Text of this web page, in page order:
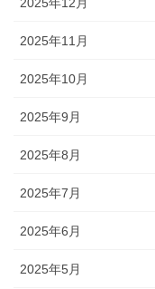
2025年12月
2025年11月
2025年10月
2025年9月
2025年8月
2025年7月
2025年6月
2025年5月